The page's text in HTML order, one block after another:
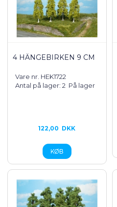
4 HÄNGEBIRKEN 9 CM
Vare nr. HEK1722
Antal på lager: 2 På lager
122,00 DKK